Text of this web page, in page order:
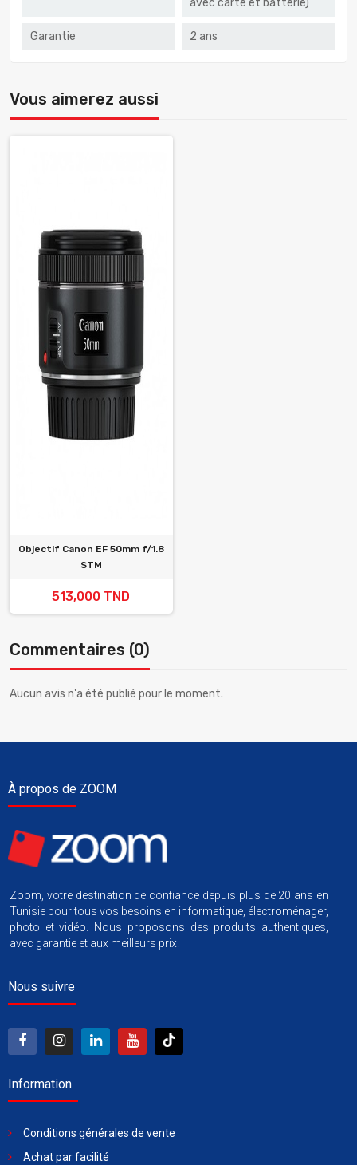
avec carte et batterie)
Garantie 2 ans
Vous aimerez aussi
Objectif Canon EF 50mm f/1.8
STM
513,000 TND
Commentaires (0)
Aucun avis n'a été publié pour le moment.
À propos de ZOOM
Zoom, votre destination de confiance depuis plus de 20 ans en
Tunisie pour tous vos besoins en informatique, électroménager,
photo et vidéo. Nous proposons des produits authentiques,
avec garantie et aux meilleurs prix.
Nous suivre
Information
Conditions générales de vente
Achat par facilité